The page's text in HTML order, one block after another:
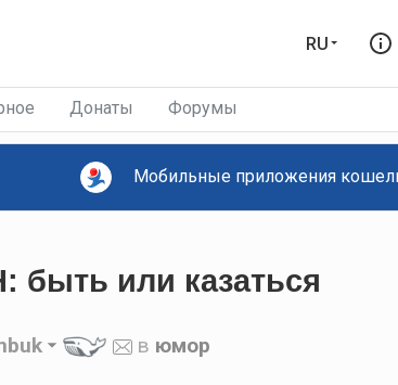
RU
Донаты Форумы
Мобильные приложения
быть или казаться
в юмор